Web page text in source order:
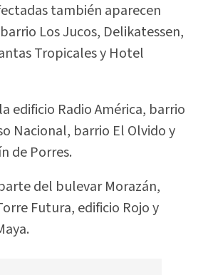
también aparecen
Los Jucos, Delikatessen,
Tropicales y Hotel
edificio Radio América, barrio
Nacional, barrio El Olvido y
de Porres.
del bulevar Morazán,
Futura, edificio Rojo y